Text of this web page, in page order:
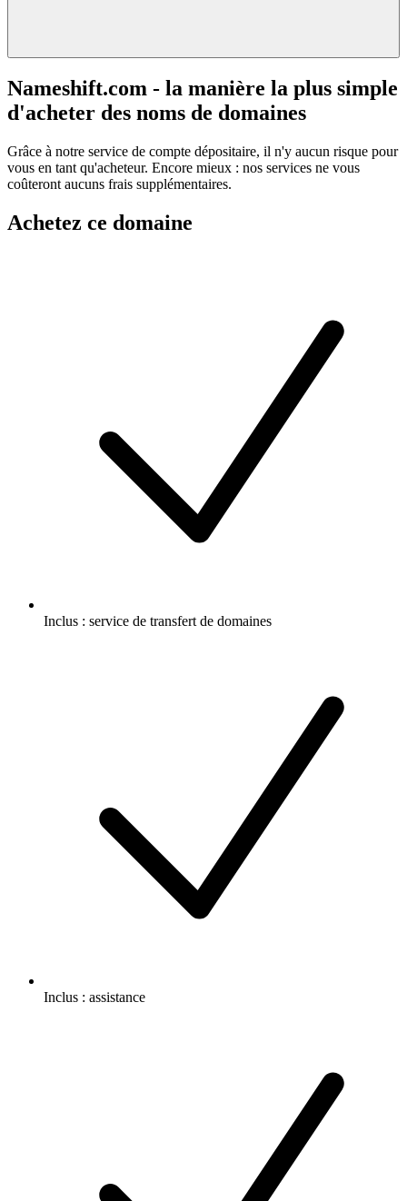
Nameshift.com - la manière la plus simple
d'acheter des noms de domaines
Grâce à notre service de compte dépositaire, il n'y aucun risque pour
vous en tant qu'acheteur. Encore mieux : nos services ne vous
coûteront aucuns frais supplémentaires.
Achetez ce domaine
Inclus : service de transfert de domaines
Inclus : assistance